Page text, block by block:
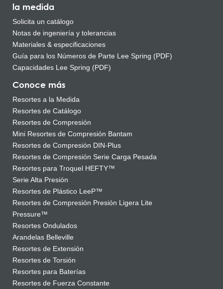
la medida
Solicita un catálogo
Notas de ingeniería y tolerancias
Materiales & especificaciones
Guía para los Números de Parte Lee Spring (PDF)
Capacidades Lee Spring (PDF)
Conoce más
Resortes a la Medida
Resortes de Catálogo
Resortes de Compresión
Mini Resortes de Compresión Bantam
Resortes de Compresión DIN-Plus
Resortes de Compresión Serie Carga Pesada
Resortes para Troquel HEFTY™
Serie Alta Presión
Resortes de Plástico LeeP™
Resortes de Compresión Presión Ligera Lite
Pressure™
Resortes Ondulados
Arandelas Belleville
Resortes de Extensión
Resortes de Torsión
Resortes para Baterías
Resortes de Fuerza Constante